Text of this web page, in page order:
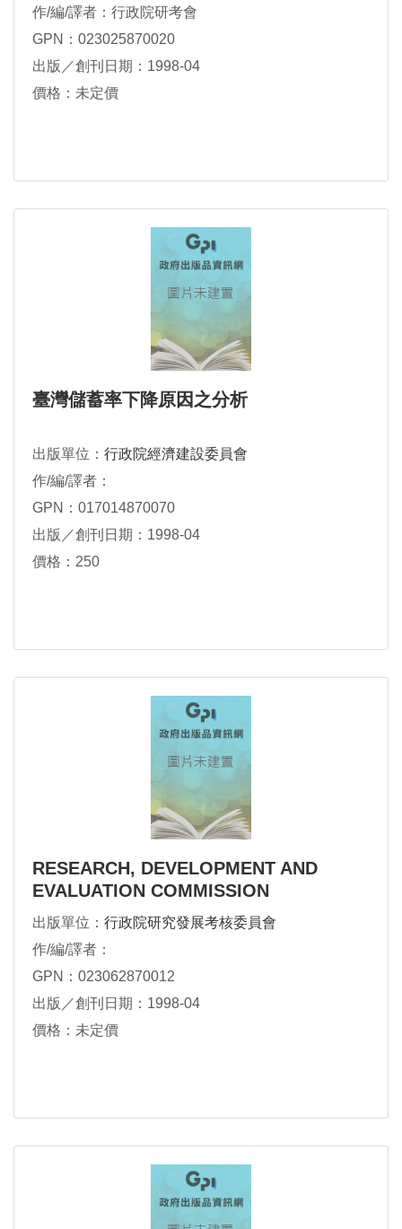
作/編/譯者：行政院研考會
GPN：023025870020
出版／創刊日期：1998-04
價格：未定價
臺灣儲蓄率下降原因之分析
出版單位： 行政院經濟建設委員會
作/編/譯者：
GPN：017014870070
出版／創刊日期：1998-04
價格：250
RESEARCH, DEVELOPMENT AND
EVALUATION COMMISSION
EXECUTIVE YUAN
出版單位： 行政院研究發展考核委員會
作/編/譯者：
GPN：023062870012
出版／創刊日期：1998-04
價格：未定價